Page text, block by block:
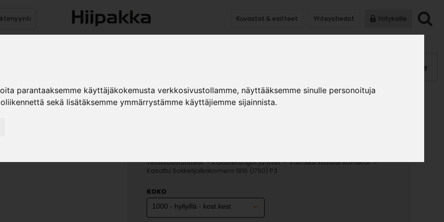
parantaaksemme käyttäjäkokemusta verkkosivustollamme, näyttääksemme sinulle personoituja
sekä lisätäksemme ymmärrystämme käyttäjiemme sijainnista.
Kuvastot & esitteet Yhteystiedot Yrityksille
Pintakäsittely
Teollisuustuotteet»Kalusterungot ja ovet»Valmiiksi kasatut komerot»
Kasattu Sokkelijalkakomero 1910 (1750) P3
KOKO